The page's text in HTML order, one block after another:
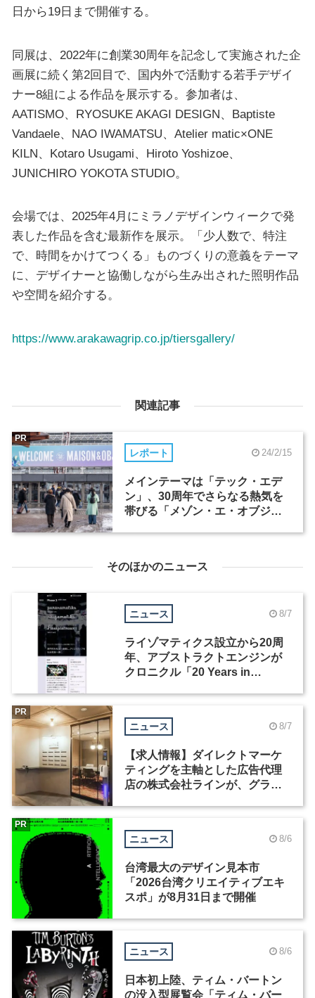
日から19日まで開催する。
同展は、2022年に創業30周年を記念して実施された企
画展に続く第2回目で、国内外で活動する若手デザイ
ナー8組による作品を展示する。参加者は、
AATISMO、RYOSUKE AKAGI DESIGN、Baptiste
Vandaele、NAO IWAMATSU、Atelier matic×ONE
KILN、Kotaro Usugami、Hiroto Yoshizoe、
JUNICHIRO YOKOTA STUDIO。
会場では、2025年4月にミラノデザインウィークで発
表した作品を含む最新作を展示。「少人数で、特注
で、時間をかけてつくる」ものづくりの意義をテーマ
に、デザイナーと協働しながら生み出された照明作品
や空間を紹介する。
https://www.arakawagrip.co.jp/tiersgallery/
関連記事
レポート 24/2/15
メインテーマは「テック・エデ
ン」、30周年でさらなる熱気を
帯びる「メゾン・エ・オブジ
PR
そのほかのニュース
ニュース 8/7
ライゾマティクス設立から20周
年、アブストラクトエンジンが
クロニクル「20 Years in
ニュース 8/7
【求人情報】ダイレクトマーケ
ティングを主軸とした広告代理
店の株式会社ラインが、グラフ
PR
ニュース 8/6
台湾最大のデザイン見本市
「2026台湾クリエイティブエキ
スポ」が8月31日まで開催
PR
ニュース 8/6
日本初上陸、ティム・バートン
の没入型展覧会「ティム・バー